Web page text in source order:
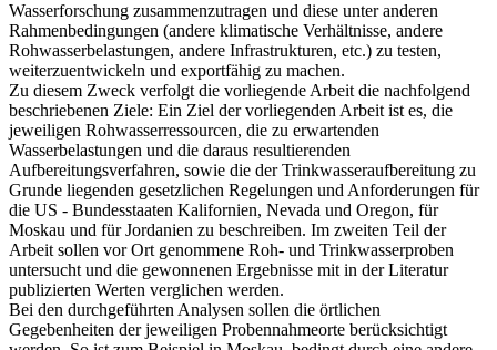
Wasserforschung zusammenzutragen und diese unter anderen
Rahmenbedingungen (andere klimatische Verhältnisse, andere
Rohwasserbelastungen, andere Infrastrukturen, etc.) zu testen,
weiterzuentwickeln und exportfähig zu machen.
Zu diesem Zweck verfolgt die vorliegende Arbeit die nachfolgend
beschriebenen Ziele: Ein Ziel der vorliegenden Arbeit ist es, die
jeweiligen Rohwasserressourcen, die zu erwartenden
Wasserbelastungen und die daraus resultierenden
Aufbereitungsverfahren, sowie die der Trinkwasseraufbereitung zu
Grunde liegenden gesetzlichen Regelungen und Anforderungen für
die US - Bundesstaaten Kalifornien, Nevada und Oregon, für
Moskau und für Jordanien zu beschreiben. Im zweiten Teil der
Arbeit sollen vor Ort genommene Roh- und Trinkwasserproben
untersucht und die gewonnenen Ergebnisse mit in der Literatur
publizierten Werten verglichen werden.
Bei den durchgeführten Analysen sollen die örtlichen
Gegebenheiten der jeweiligen Probennahmeorte berücksichtigt